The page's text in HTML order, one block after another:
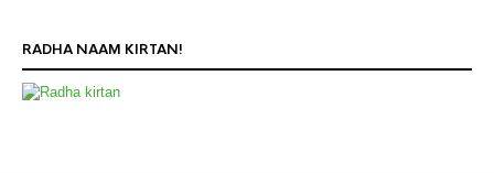
RADHA NAAM KIRTAN!